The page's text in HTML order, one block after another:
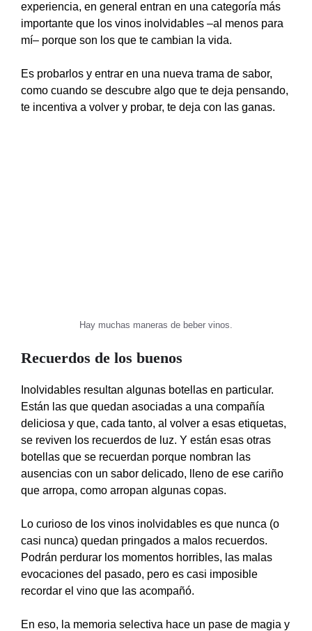
experiencia, en general entran en una categoría más
importante que los vinos inolvidables –al menos para
mí– porque son los que te cambian la vida.
Es probarlos y entrar en una nueva trama de sabor,
como cuando se descubre algo que te deja pensando,
te incentiva a volver y probar, te deja con las ganas.
Hay muchas maneras de beber vinos.
Recuerdos de los buenos
Inolvidables resultan algunas botellas en particular.
Están las que quedan asociadas a una compañía
deliciosa y que, cada tanto, al volver a esas etiquetas,
se reviven los recuerdos de luz. Y están esas otras
botellas que se recuerdan porque nombran las
ausencias con un sabor delicado, lleno de ese cariño
que arropa, como arropan algunas copas.
Lo curioso de los vinos inolvidables es que nunca (o
casi nunca) quedan pringados a malos recuerdos.
Podrán perdurar los momentos horribles, las malas
evocaciones del pasado, pero es casi imposible
recordar el vino que las acompañó.
En eso, la memoria selectiva hace un pase de magia y